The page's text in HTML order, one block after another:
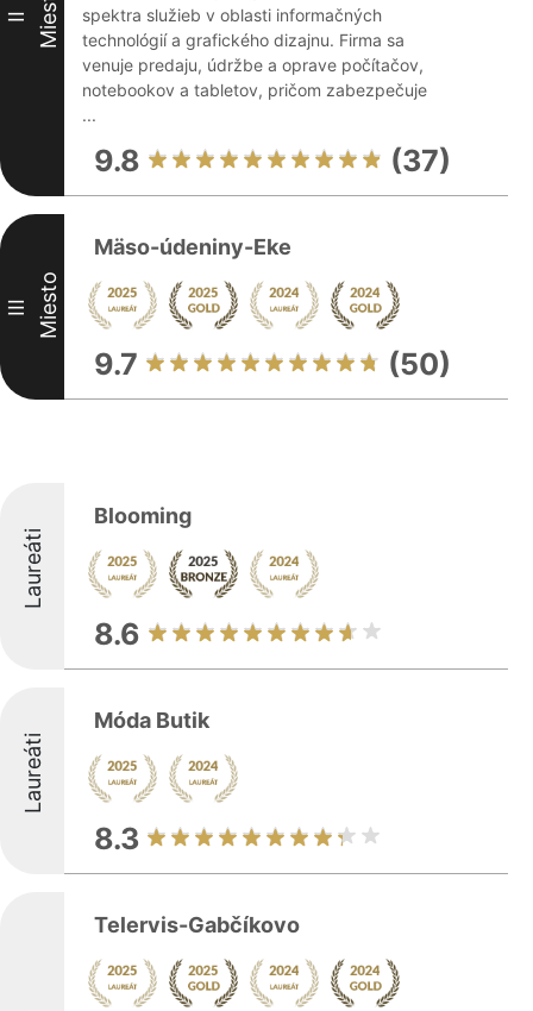
II Miesto
spektra služieb v oblasti informačných
technológií a grafického dizajnu. Firma sa
venuje predaju, údržbe a oprave počítačov,
notebookov a tabletov, pričom zabezpečuje
...
9.8 (37)
III Miesto
Mäso-údeniny-Eke
9.7 (50)
Laureáti
Blooming
8.6
Laureáti
Móda Butik
8.3
Telervis-Gabčíkovo